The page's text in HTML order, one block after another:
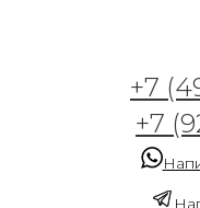
+7
+7
Арт.
от 2